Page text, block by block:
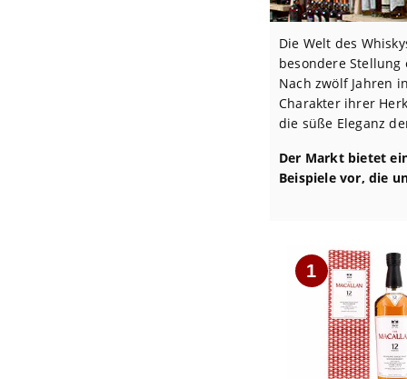
Die Welt des
besondere
Nach zwölf Jahren
Charakter ihrer
die süße Eleganz
Der Markt bietet
Beispiele vor, die
1